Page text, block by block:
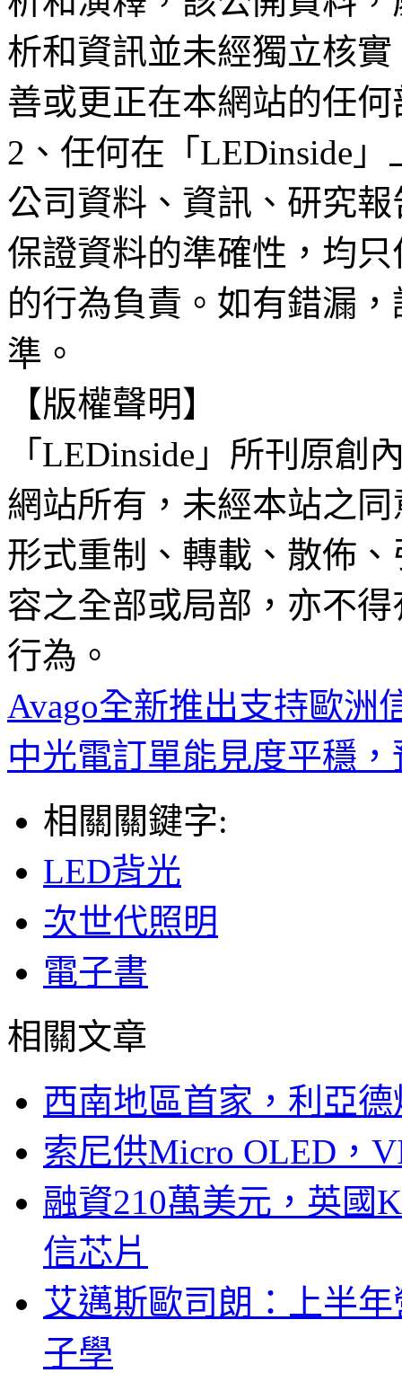
析和資訊並未經獨立核
善或更正在本網站的任
2、任何在「LEDinside
公司資料、資訊、研究
保證資料的準確性，均
的行為負責。如有錯漏
準。
【版權聲明】
「LEDinside」所刊原創
網站所有，未經本站之
形式重制、轉載、散佈
容之全部或局部，亦不
行為。
Avago全新推出支持歐洲
中光電訂單能見度平穩
相關關鍵字:
LED背光
次世代照明
電子書
相關文章
西南地區首家，利亞
索尼供Micro OLED，
融資210萬美元，英國
信芯片
艾邁斯歐司朗：上半
子學